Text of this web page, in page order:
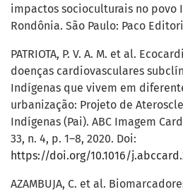
impactos socioculturais no povo
Rondônia. São Paulo: Paco
PATRIOTA, P. V. A. M. et al.
doenças cardiovasculares
Indígenas que vivem em
urbanização: Projeto de
Indígenas (Pai). ABC Imagem
33, n. 4, p. 1–8, 2020. Doi:
https://doi.org/10.1016/
AZAMBUJA, C. et al.